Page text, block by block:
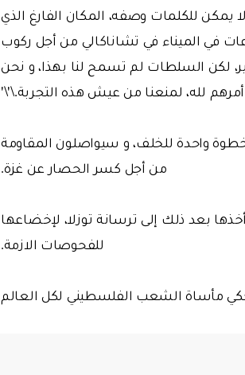
يمكن للكلمات وصفه، المكان الفارغ الذي
في الميناء في تشاناكالي من أجل ركوب
لكن السلطات لم تسمح لنا بهذا، و نحن
لله، لمنعنا من عيش هذه التجربة.\'\'
واحدة للخلف، و سيواصلون المقاومة
من أجل كسر الحصار عن غزة.
بعد ذلك إلى ترسانة توزلا، لإخضاعها
للفحوصات الازمة.
مأساة الشعب الفلسطيني لكل العالم